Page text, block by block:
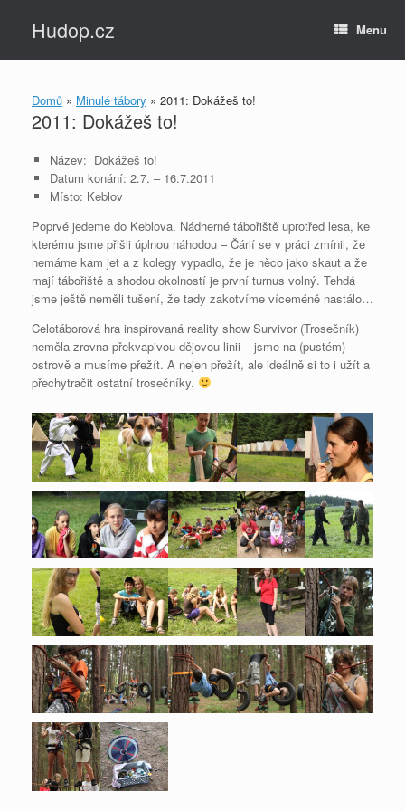
contentHudop.cz Menu
Domů » Minulé tábory » 2011: Dokážeš to!
2011: Dokážeš to!
Název: Dokážeš to!
Datum konání: 2.7. – 16.7.2011
Místo: Keblov
Poprvé jedeme do Keblova. Nádherné tábořiště uprotřed lesa, ke
kterému jsme přišli úplnou náhodou – Čárlí se v práci zmínil, že
nemáme kam jet a z kolegy vypadlo, že je něco jako skaut a že
mají tábořiště a shodou okolností je první turnus volný. Tehdá
jsme ještě neměli tušení, že tady zakotvíme víceméně nastálo…
Celotáborová hra inspirovaná reality show Survivor (Trosečník)
neměla zrovna překvapivou dějovou linii – jsme na (pustém)
ostrově a musíme přežít. A nejen přežít, ale ideálně si to i užít a
přechytračit ostatní trosečníky.